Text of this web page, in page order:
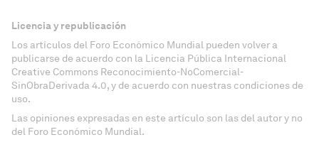
Licencia y republicación
Los artículos del Foro Económico Mundial pueden volver a
publicarse de acuerdo con la Licencia Pública Internacional
Creative Commons Reconocimiento-NoComercial-
SinObraDerivada 4.0, y de acuerdo con nuestras condiciones de
uso.
Las opiniones expresadas en este artículo son las del autor y no
del Foro Económico Mundial.